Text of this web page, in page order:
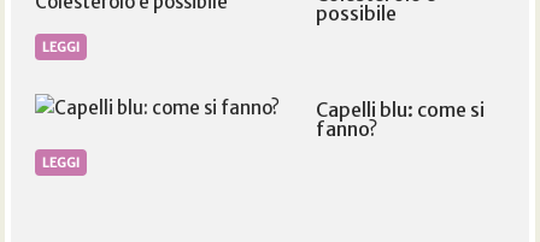
possibile
LEGGI
Capelli blu: come si
fanno?
LEGGI